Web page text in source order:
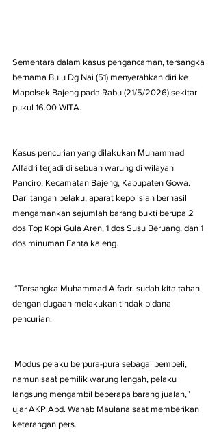
Sementara dalam kasus pengancaman, tersangka
bernama Bulu Dg Nai (51) menyerahkan diri ke
Mapolsek Bajeng pada Rabu (21/5/2026) sekitar
pukul 16.00 WITA.
Kasus pencurian yang dilakukan Muhammad
Alfadri terjadi di sebuah warung di wilayah
Panciro, Kecamatan Bajeng, Kabupaten Gowa.
Dari tangan pelaku, aparat kepolisian berhasil
mengamankan sejumlah barang bukti berupa 2
dos Top Kopi Gula Aren, 1 dos Susu Beruang, dan 1
dos minuman Fanta kaleng.
dengan dugaan melakukan tindak pidana
pencurian.
namun saat pemilik warung lengah, pelaku
langsung mengambil beberapa barang jualan,”
ujar AKP Abd. Wahab Maulana saat memberikan
keterangan pers.